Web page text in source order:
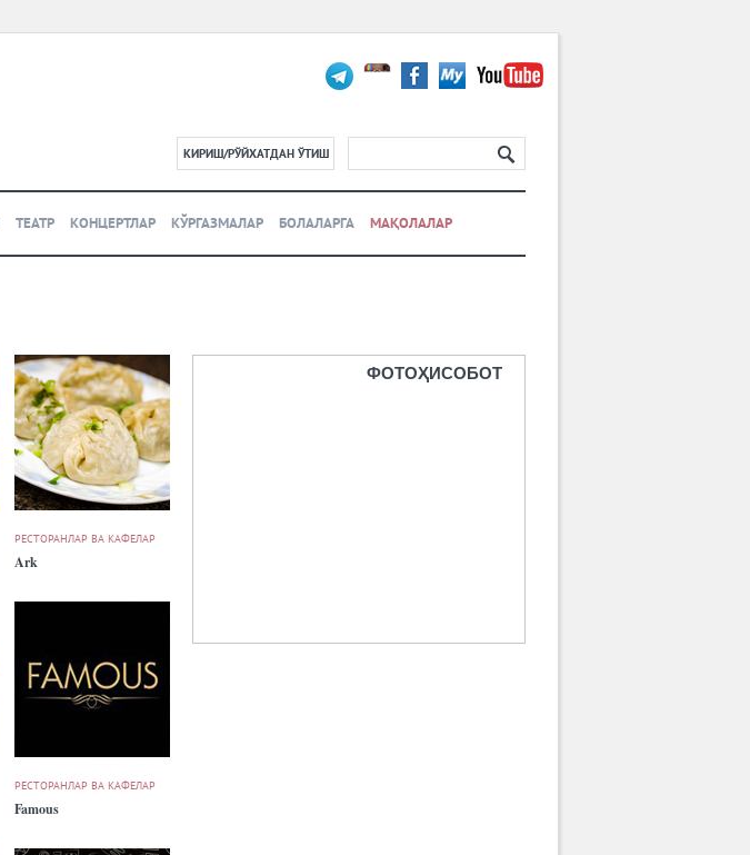
КИРИШ/РЎЙХАТДАН ЎТИШ
ТЕАТР КОНЦЕРТЛАР КЎРГАЗМАЛАР БОЛАЛАРГА МАҚОЛАЛАР
РЕСТОРАНЛАР ВА КАФЕЛАР
Ark
РЕСТОРАНЛАР ВА КАФЕЛАР
Famous
ФОТОҲИСОБОТ